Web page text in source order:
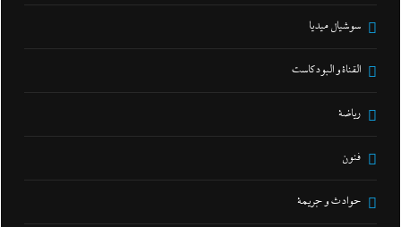
سوشيال ميديا
القناة و البودكاست
رياضة
فنون
حوادث و جريمة